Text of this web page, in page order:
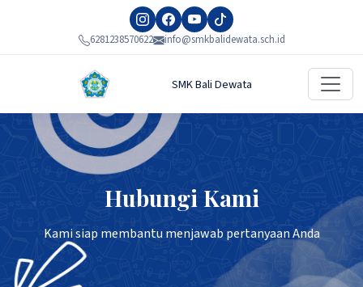
6281238570622 info@smkbalidewata.sch.id
SMK Bali Dewata
Hubungi Kami
Kami siap membantu menjawab pertanyaan Anda